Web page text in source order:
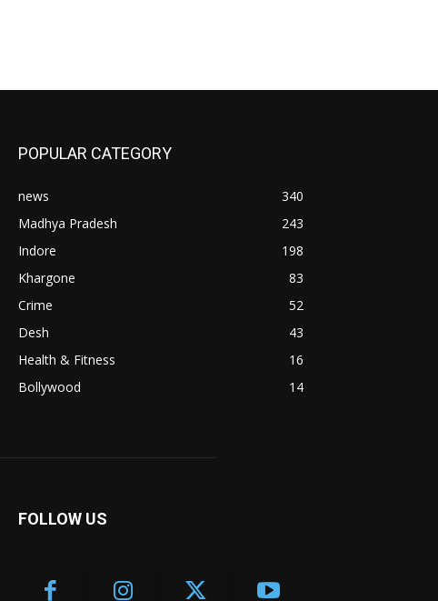
POPULAR CATEGORY
news
340
Madhya Pradesh
243
Indore
198
Khargone
83
Crime
52
Desh
43
Health & Fitness
16
Bollywood
14
FOLLOW US